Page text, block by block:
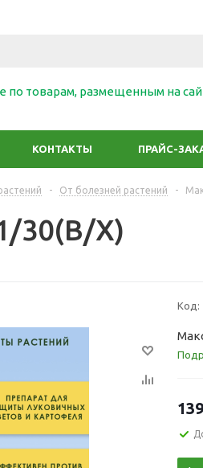
товарам, размещенным на
КОНТАКТЫ ПРАЙС-
- От болезней растений -
30(В/Х)
Код: